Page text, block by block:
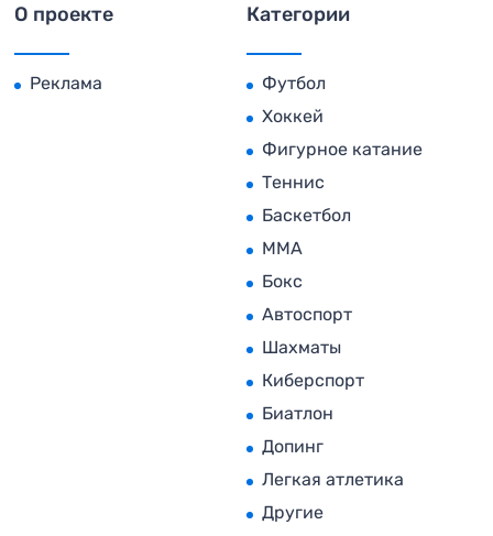
О проекте
Реклама
Категории
Футбол
Хоккей
Фигурное катание
Теннис
Баскетбол
MMA
Бокс
Автоспорт
Шахматы
Киберспорт
Биатлон
Допинг
Легкая атлетика
Другие